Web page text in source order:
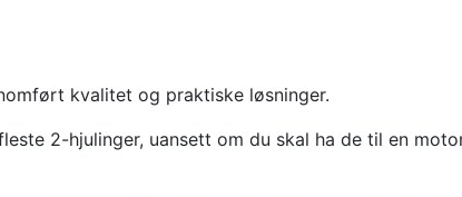
kvalitet og praktiske løsninger.
2-hjulinger, uansett om du skal ha de til en